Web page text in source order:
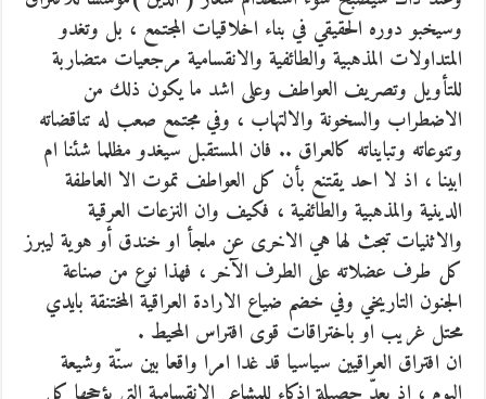
وسيخبو دوره الحقيقي في بناء اخلاقيات المجتمع ، بل وتغدو
المتداولات المذهبية والطائفية والانقسامية مرجعيات متضاربة
للتأويل وتصريف العواطف وعلى اشد ما يكون ذلك من
الاضطراب والسخونة والالتهاب ، وفي مجتمع صعب له تناقضاته
وتنوعاته وتبايناته كالعراق .. فان المستقبل سيغدو مظلما شئنا ام
ابينا ، اذ لا احد يقتنع بأن كل العواطف تموت الا العاطفة
الدينية والمذهبية والطائفية ، فكيف وان النزعات العرقية
والاثنيات تبحث لها هي الاخرى عن ملجأ او خندق أو هوية ليبرز
كل طرف عضلاته على الطرف الآخر ، فهذا نوع من صناعة
الجنون التاريخي وفي خضم ضياع الارادة العراقية المختنقة بايدي
محتل غريب او باختراقات قوى افتراس المحيط .
ان افتراق العراقيين سياسيا قد غدا امرا واقعا بين سنّة وشيعة